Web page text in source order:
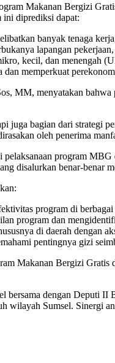
Makanan Bergizi
ini diprediksi dapat:
banyak tenaga
lapangan
kecil, dan
memperkuat
MM, menyatakan bahwa
juga bagian dari strategi
oleh penerima
program
disalurkan benar-benar
program di berbagai
program dan
di daerah dengan
pentingnya gizi
Makanan Bergizi
dengan Deputi
wilayah Sumsel. Sinergi